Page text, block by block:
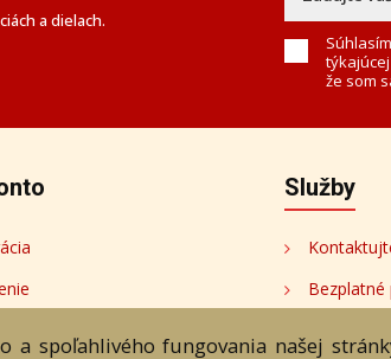
a dielach.
že som
Služby
a spoľahlivého fungovania našej